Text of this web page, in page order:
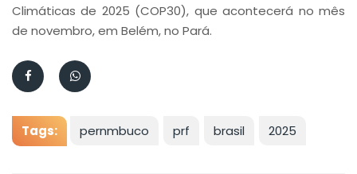
Climáticas de 2025 (COP30), que acontecerá no mês
de novembro, em Belém, no Pará.
Tags: pernmbuco prf brasil 2025